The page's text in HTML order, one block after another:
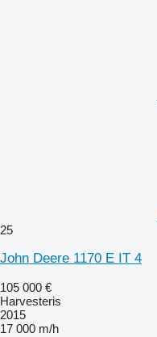
25
John Deere 1170 E IT 4
105 000 €
Harvesteris
2015
17 000 m/h